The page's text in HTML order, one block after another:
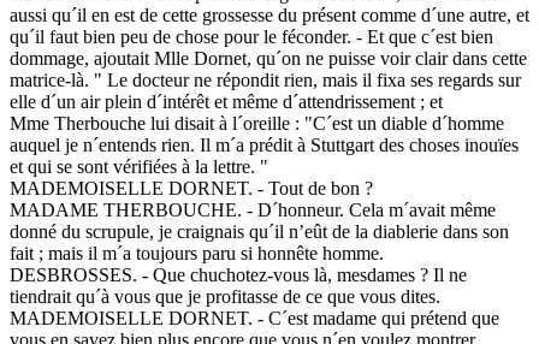
aussi qu´il en est de cette grossesse du présent comme d´une autre, et
qu´il faut bien peu de chose pour le féconder. - Et que c´est bien
dommage, ajoutait Mlle Dornet, qu´on ne puisse voir clair dans cette
matrice-là. " Le docteur ne répondit rien, mais il fixa ses regards sur
elle d´un air plein d´intérêt et même d´attendrissement ; et
Mme Therbouche lui disait à l´oreille : "C´est un diable d´homme
auquel je n´entends rien. Il m´a prédit à Stuttgart des choses inouïes
et qui se sont vérifiées à la lettre. "
MADEMOISELLE DORNET. - Tout de bon ?
MADAME THERBOUCHE. - D´honneur. Cela m´avait même
donné du scrupule, je craignais qu´il n’eût de la diablerie dans son
fait ; mais il m´a toujours paru si honnête homme.
DESBROSSES. - Que chuchotez-vous là, mesdames ? Il ne
tiendrait qu´à vous que je profitasse de ce que vous dites.
MADEMOISELLE DORNET. - C´est madame qui prétend que
vous en savez bien plus encore que vous n´en voulez montrer.